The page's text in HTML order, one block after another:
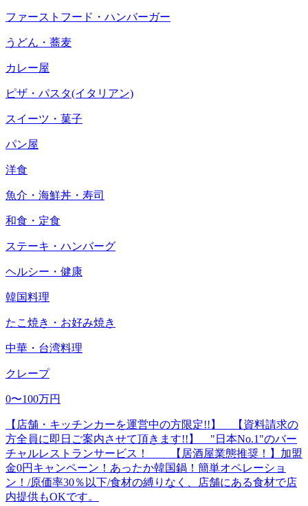
ファーストフード・ハンバーガー
うどん・蕎麦
カレー屋
ピザ・パスタ(イタリアン)
スイーツ・菓子
パン屋
洋食
魚介・海鮮丼・寿司
和食・定食
ステーキ・ハンバーグ
ヘルシー・健康
韓国料理
たこ焼き・お好み焼き
中華・台湾料理
クレープ
0〜100万円
【店舗・キッチンカーを運営中の方限定!!】 【資料請求の
方全員に即日ご案内させて頂きます!!】 "日本No.1"のバー
チャルレストランサービス！ 【居酒屋業態推奨！】加盟
金0円キャンペーン！あったか韓国鍋！簡単オペレーショ
ン！/原価率30％以下/食材の縛りなく、店舗にある食材で店
内提供もOKです。